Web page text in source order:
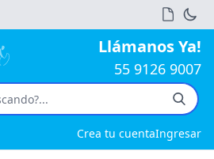
Llámanos Ya!
55 9126 9007
Crea tu cuentaIngresar